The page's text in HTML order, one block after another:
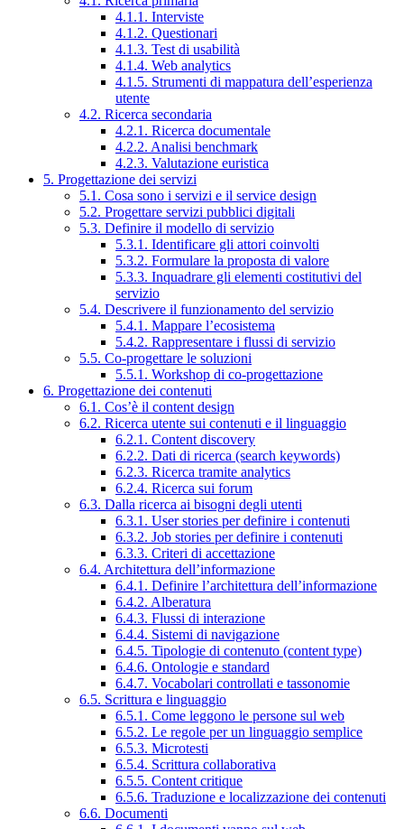
4.1.1. Interviste
4.1.2. Questionari
4.1.3. Test di usabilità
4.1.4. Web analytics
4.1.5. Strumenti di mappatura dell’esperienza
utente
4.2. Ricerca secondaria
4.2.1. Ricerca documentale
4.2.2. Analisi benchmark
4.2.3. Valutazione euristica
5. Progettazione dei servizi
5.1. Cosa sono i servizi e il service design
5.2. Progettare servizi pubblici digitali
5.3. Definire il modello di servizio
5.3.1. Identificare gli attori coinvolti
5.3.2. Formulare la proposta di valore
5.3.3. Inquadrare gli elementi costitutivi del
servizio
5.4. Descrivere il funzionamento del servizio
5.4.1. Mappare l’ecosistema
5.4.2. Rappresentare i flussi di servizio
5.5. Co-progettare le soluzioni
5.5.1. Workshop di co-progettazione
6. Progettazione dei contenuti
6.1. Cos’è il content design
6.2. Ricerca utente sui contenuti e il linguaggio
6.2.1. Content discovery
6.2.2. Dati di ricerca (search keywords)
6.2.3. Ricerca tramite analytics
6.2.4. Ricerca sui forum
6.3. Dalla ricerca ai bisogni degli utenti
6.3.1. User stories per definire i contenuti
6.3.2. Job stories per definire i contenuti
6.3.3. Criteri di accettazione
6.4. Architettura dell’informazione
6.4.1. Definire l’architettura dell’informazione
6.4.2. Alberatura
6.4.3. Flussi di interazione
6.4.4. Sistemi di navigazione
6.4.5. Tipologie di contenuto (content type)
6.4.6. Ontologie e standard
6.4.7. Vocabolari controllati e tassonomie
6.5. Scrittura e linguaggio
6.5.1. Come leggono le persone sul web
6.5.2. Le regole per un linguaggio semplice
6.5.3. Microtesti
6.5.4. Scrittura collaborativa
6.5.5. Content critique
6.5.6. Traduzione e localizzazione dei contenuti
6.6. Documenti